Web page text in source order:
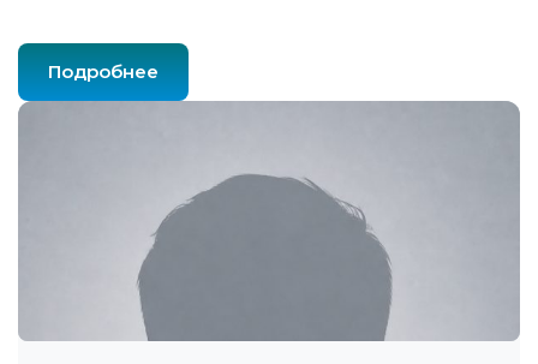
Подробнее